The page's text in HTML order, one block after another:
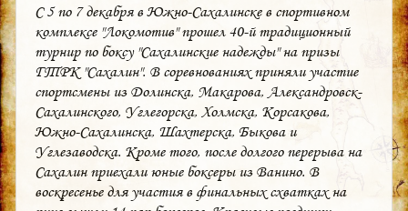
С 5 по 7 декабря в Южно-Сахалинске в спортивном
комплексе "Локомотив" прошел 40-й традиционный
турнир по боксу "Сахалинские надежды" на призы
ГТРК "Сахалин". В соревнованиях приняли участие
спортсмены из Долинска, Макарова, Александровск-
Сахалинского, Углегорска, Холмска, Корсакова,
Южно-Сахалинска, Шахтерска, Быкова и
Углезаводска. Кроме того, после долгого перерыва на
Сахалин приехали юные боксеры из Ванино. В
воскресенье для участия в финальных схватках на